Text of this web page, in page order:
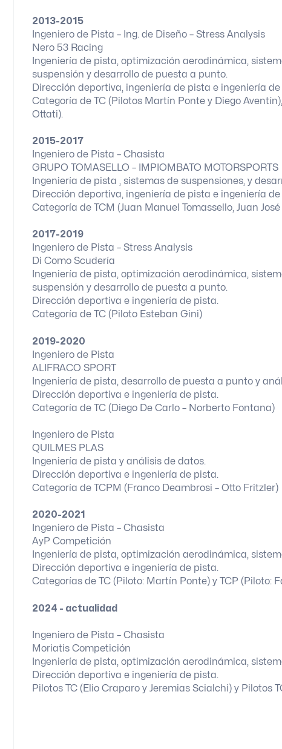
2013-2015
Ingeniero de Pista – Ing. de Diseño – Stress Analysis
Nero 53 Racing
Ingeniería de pista, optimización aerodinámica,
suspensión y desarrollo de puesta a punto.
Dirección deportiva, ingeniería de pista e ingeniería
Categoría de TC (Pilotos Martín Ponte y Diego
Ottati).
2015-2017
Ingeniero de Pista – Chasista
GRUPO TOMASELLO – IMPIOMBATO MOTORSPORTS
Ingeniería de pista , sistemas de suspensiones, y
Dirección deportiva, ingeniería de pista e ingeniería de
Categoría de TCM (Juan Manuel Tomassello, Juan José
2017-2019
Ingeniero de Pista – Stress Analysis
Di Como Scudería
Ingeniería de pista, optimización aerodinámica,
suspensión y desarrollo de puesta a punto.
Dirección deportiva e ingeniería de pista.
Categoría de TC (Piloto Esteban Gini)
2019-2020
Ingeniero de Pista
ALIFRACO SPORT
Ingeniería de pista, desarrollo de puesta a punto y
Dirección deportiva e ingeniería de pista.
Categoría de TC (Diego De Carlo – Norberto Fontana)
Ingeniero de Pista
QUILMES PLAS
Ingeniería de pista y análisis de datos.
Dirección deportiva e ingeniería de pista.
Categoría de TCPM (Franco Deambrosi – Otto Fritzler)
2020-2021
Ingeniero de Pista – Chasista
AyP Competición
Ingeniería de pista, optimización aerodinámica,
Dirección deportiva e ingeniería de pista.
Categorías de TC (Piloto: Martín Ponte) y TCP (Piloto:
2024 - actualidad
Ingeniero de Pista – Chasista
Moriatis Competición
Ingeniería de pista, optimización aerodinámica,
Dirección deportiva e ingeniería de pista.
Pilotos TC (Elio Craparo y Jeremias Scialchi) y Pilotos